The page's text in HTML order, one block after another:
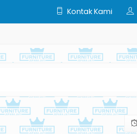
Kontak Kami